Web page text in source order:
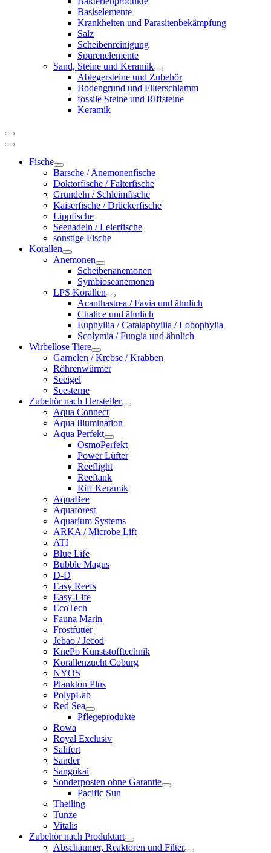
Basiselemente
Krankheiten und Parasitenbekämpfung
Salz
Scheibenreinigung
Spurenelemente
Sand, Steine und Keramik
Ablegersteine und Zubehör
Bodengrund und Filterschlamm
fossile Steine und Riffsteine
Keramik
Fische
Barsche / Anemonenfische
Doktorfische / Falterfische
Grundeln / Schleimfische
Kaiserfische / Drückerfische
Lippfische
Seenadeln / Leierfische
sonstige Fische
Korallen
Anemonen
Scheibenanemonen
Symbioseanemonen
LPS Korallen
Acanthastrea / Favia und ähnlich
Chalice und ähnlich
Euphyllia / Catalaphyilia / Lobophylia
Scolymia / Fungia und ähnlich
Wirbellose Tiere
Garnelen / Krebse / Krabben
Röhrenwürmer
Seeigel
Seesterne
Zubehör nach Hersteller
Aqua Connect
Aqua Illumination
Aqua Perfekt
OsmoPerfekt
Power Lüfter
Reeflight
Reeftank
Riff Keramik
AquaBee
Aquaforest
Aquarium Systems
ARKA / Microbe Lift
ATI
Blue Life
Bubble Magus
D-D
Easy Reefs
Easy-Life
EcoTech
Fauna Marin
Frostfutter
Jebao / Jecod
KnePo Kunststofftechnik
Korallenzucht Coburg
NYOS
Plankton Plus
PolypLab
Red Sea
Pflegeprodukte
Rowa
Royal Exclusiv
Salifert
Sander
Sangokai
Sonderposten ohne Garantie
Pacific Sun
Theiling
Tunze
Vitalis
Zubehör nach Produktart
Abschäumer, Reaktoren und Filter